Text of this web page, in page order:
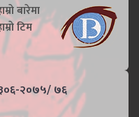
बारेमा
टिम
२०७५/ ७६